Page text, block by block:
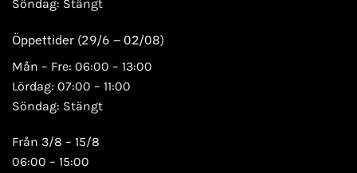
Söndag: Stängt
Öppettider (29/6 – 02/08)
Mån – Fre: 06:00 – 13:00
Lördag: 07:00 – 11:00
Söndag: Stängt
Från 3/8 – 15/8
06:00 – 15:00